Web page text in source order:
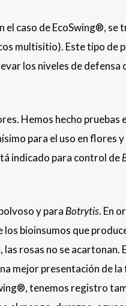
el caso de EcoSwing®,
multisitio). Este tipo de
los niveles de defensa
Hemos hecho pruebas
para el uso en flores
indicado para control de
y para Botrytis. En
bioinsumos que
rosas no se acartonan.
mejor presentación de la
tenemos registro